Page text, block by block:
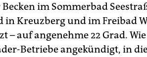
Becken im Sommerbad
in Kreuzberg und im Freibad
– auf angenehme 22 Grad.
Betriebe angekündigt, in